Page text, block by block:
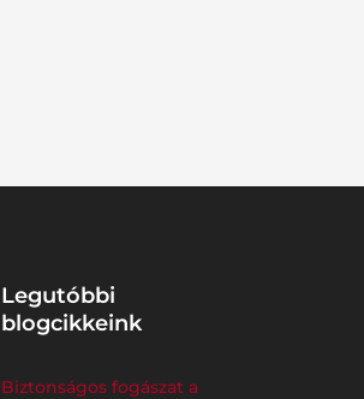
Legutóbbi
blogcikkeink
Biztonságos fogászat a